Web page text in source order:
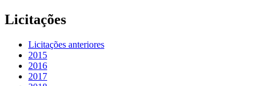
Licitações
Licitações anteriores
2015
2016
2017